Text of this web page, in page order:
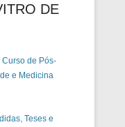
DE
Curso de Pós-
e Medicina
, Teses e